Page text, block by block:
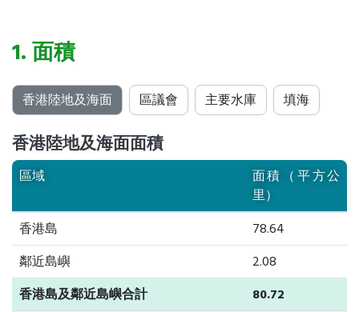
1. 面積
香港陸地及海面 區議會 主要水庫 填海
香港陸地及海面面積
區域
面積（平方公
里）
香港島
78.64
鄰近島嶼
2.08
香港島及鄰近島嶼合計
80.72